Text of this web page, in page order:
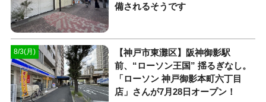
備されるそうです
8/3(月)
【神戸市東灘区】阪神御影駅
前、“ローソン王国” 揺るぎなし。
「ローソン 神戸御影本町六丁目
店」さんが7月28日オープン！